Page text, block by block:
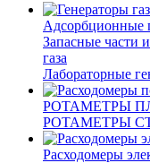
Адсорбционные
Запасные части
газа
Лабораторные
РОТАМЕТРЫ
РОТАМЕТРЫ
Расходомеры